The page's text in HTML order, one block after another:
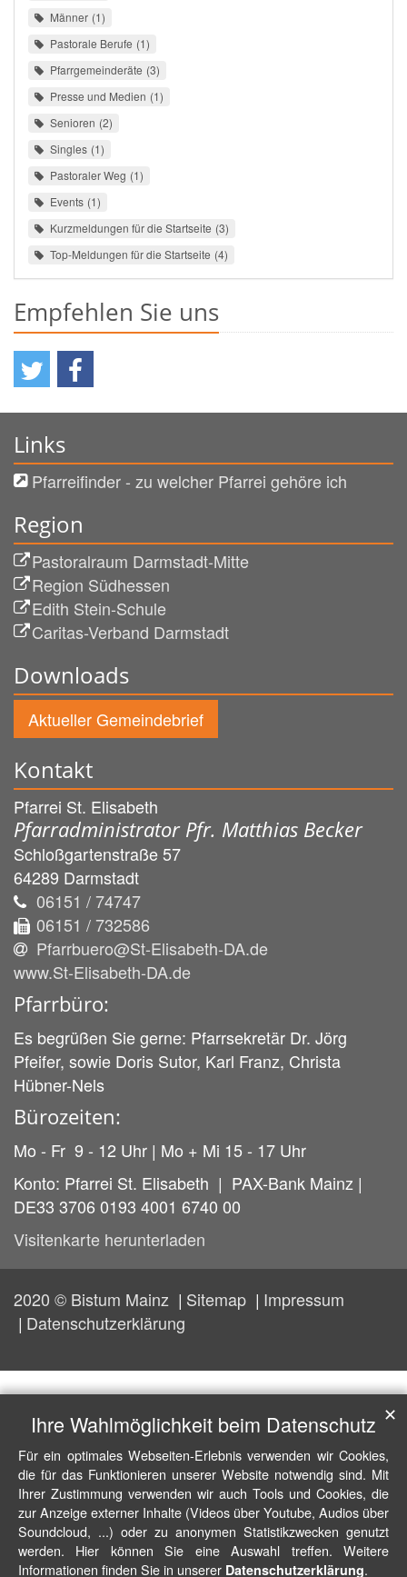
Männer 1
Pastorale Berufe 1
Pfarrgemeinderäte 3
Presse und Medien 1
Senioren 2
Singles 1
Pastoraler Weg 1
Events 1
Kurzmeldungen für die Startseite 3
Top-Meldungen für die Startseite 4
Empfehlen Sie uns
Links
Pfarreifinder - zu welcher Pfarrei gehöre ich
Region
Pastoralraum Darmstadt-Mitte
Region Südhessen
Edith Stein-Schule
Caritas-Verband Darmstadt
Downloads
Aktueller Gemeindebrief
Kontakt
Pfarrei St. Elisabeth
Pfarradministrator Pfr. Matthias Becker
Schloßgartenstraße 57
64289 Darmstadt
06151 / 74747
06151 / 732586
Pfarrbuero@St-Elisabeth-DA.de
www.St-Elisabeth-DA.de
Pfarrbüro:
Es begrüßen Sie gerne: Pfarrsekretär Dr. Jörg
Pfeifer, sowie Doris Sutor, Karl Franz, Christa
Hübner-Nels
Bürozeiten:
Mo - Fr 9 - 12 Uhr | Mo + Mi 15 - 17 Uhr
Konto: Pfarrei St. Elisabeth | PAX-Bank Mainz |
DE33 3706 0193 4001 6740 00
Visitenkarte herunterladen
2020 © Bistum Mainz Sitemap
Impressum
Datenschutzerklärung
Ihre Wahlmöglichkeit beim Datenschutz
Für ein optimales Webseiten-Erlebnis verwenden wir Cookies,
die für das Funktionieren unserer Website notwendig sind. Mit
Ihrer Zustimmung verwenden wir auch Tools und Cookies, die
zur Anzeige externer Inhalte (Videos über Youtube, Audios über
Soundcloud, ...) oder zu anonymen Statistikzwecken genutzt
werden. Hier können Sie eine Auswahl treffen. Weitere
Informationen finden Sie in unserer Datenschutzerklärung.
✕